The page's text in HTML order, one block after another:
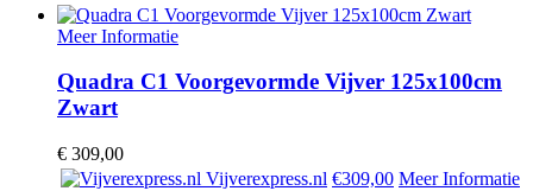
Meer Informatie
Quadra C1 Voorgevormde Vijver 125x100cm
Zwart
€ 309,00
Vijverexpress.nl €309,00 Meer Informatie